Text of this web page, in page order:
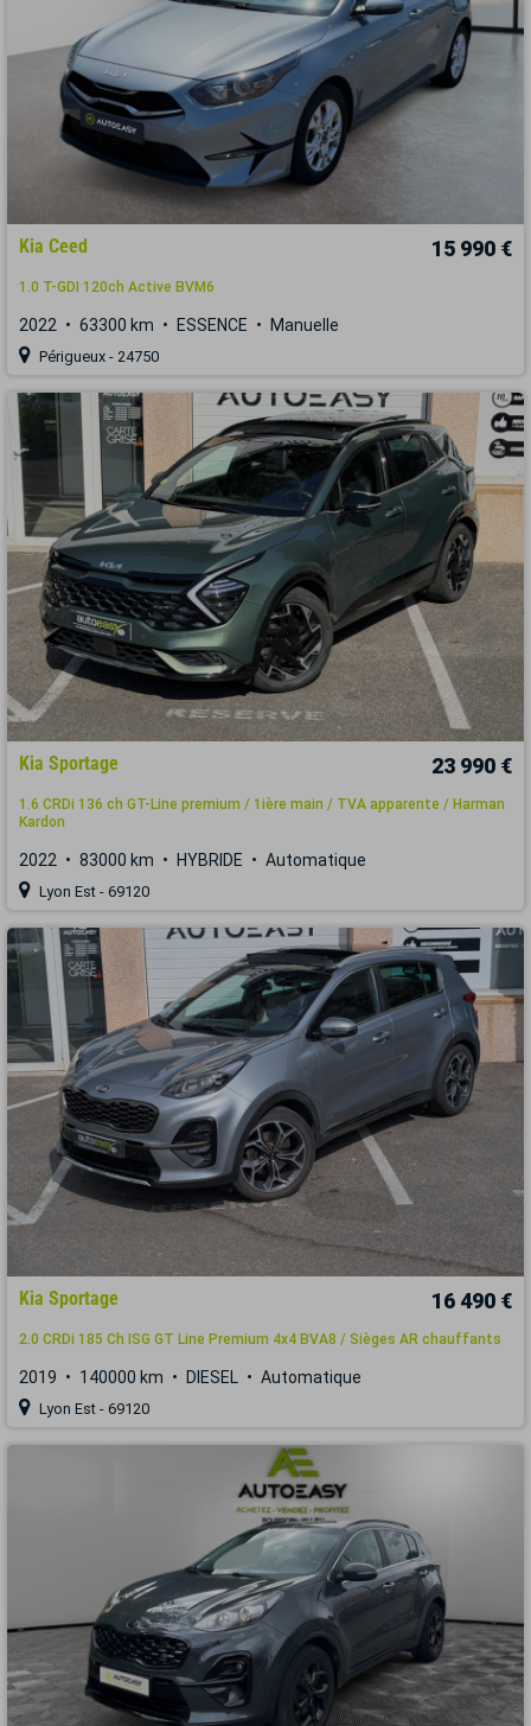
Kia Ceed 15 990 €
1.0 T-GDI 120ch Active BVM6
2022 63300 km ESSENCE Manuelle
Périgueux - 24750
Kia Sportage 23 990 €
1.6 CRDi 136 ch GT-Line premium / 1ière main / TVA apparente / Harman
Kardon
2022 83000 km HYBRIDE Automatique
Lyon Est - 69120
Kia Sportage 16 490 €
2.0 CRDi 185 Ch ISG GT Line Premium 4x4 BVA8 / Sièges AR chauffants
2019 140000 km DIESEL Automatique
Lyon Est - 69120